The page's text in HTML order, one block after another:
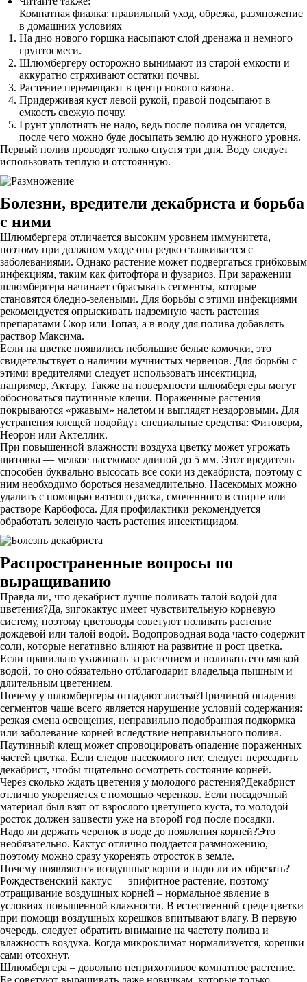
Комнатная фиалка: правильный уход, обрезка, размножение
в домашних условиях
На дно нового горшка насыпают слой дренажа и немного
грунтосмеси.
Шлюмбергеру осторожно вынимают из старой емкости и
аккуратно стряхивают остатки почвы.
Растение перемещают в центр нового вазона.
Придерживая куст левой рукой, правой подсыпают в
емкость свежую почву.
Грунт уплотнять не надо, ведь после полива он усядется,
после чего можно буде досыпать землю до нужного уровня.
Первый полив проводят только спустя три дня. Воду следует
использовать теплую и отстоянную.
Болезни, вредители декабриста и борьба
с ними
Шлюмбергера отличается высоким уровнем иммунитета,
поэтому при должном уходе она редко сталкивается с
заболеваниями. Однако растение может подвергаться грибковым
инфекциям, таким как фитофтора и фузариоз. При заражении
шлюмбергера начинает сбрасывать сегменты, которые
становятся бледно-зелеными. Для борьбы с этими инфекциями
рекомендуется опрыскивать надземную часть растения
препаратами Скор или Топаз, а в воду для полива добавлять
раствор Максима.
Если на цветке появились небольшие белые комочки, это
свидетельствует о наличии мучнистых червецов. Для борьбы с
этими вредителями следует использовать инсектицид,
например, Актару. Также на поверхности шлюмбергеры могут
обосноваться паутинные клещи. Пораженные растения
покрываются «ржавым» налетом и выглядят нездоровыми. Для
устранения клещей подойдут специальные средства: Фитоверм,
Неорон или Актеллик.
При повышенной влажности воздуха цветку может угрожать
щитовка — мелкое насекомое длиной до 5 мм. Этот вредитель
способен буквально высосать все соки из декабриста, поэтому с
ним необходимо бороться незамедлительно. Насекомых можно
удалить с помощью ватного диска, смоченного в спирте или
растворе Карбофоса. Для профилактики рекомендуется
обработать зеленую часть растения инсектицидом.
Распространенные вопросы по
выращиванию
Правда ли, что декабрист лучше поливать талой водой для
цветения?Да, зигокактус имеет чувствительную корневую
систему, поэтому цветоводы советуют поливать растение
дождевой или талой водой. Водопроводная вода часто содержит
соли, которые негативно влияют на развитие и рост цветка.
Если правильно ухаживать за растением и поливать его мягкой
водой, то оно обязательно отблагодарит владельца пышным и
длительным цветением.
Почему у шлюмбергеры отпадают листья?Причиной опадения
сегментов чаще всего является нарушение условий содержания:
резкая смена освещения, неправильно подобранная подкормка
или заболевание корней вследствие неправильного полива.
Паутинный клещ может спровоцировать опадение пораженных
частей цветка. Если следов насекомого нет, следует пересадить
декабрист, чтобы тщательно осмотреть состояние корней.
Через сколько ждать цветения у молодого растения?Декабрист
отлично укореняется с помощью черенков. Если посадочный
материал был взят от взрослого цветущего куста, то молодой
росток должен зацвести уже на второй год после посадки.
Надо ли держать черенок в воде до появления корней?Это
необязательно. Кактус отлично поддается размножению,
поэтому можно сразу укоренять отросток в земле.
Почему появляются воздушные корни и надо ли их обрезать?
Рождественский кактус — эпифитное растение, поэтому
отращивание воздушных корней – нормальное явление в
условиях повышенной влажности. В естественной среде цветки
при помощи воздушных корешков впитывают влагу. В первую
очередь, следует обратить внимание на частоту полива и
влажность воздуха. Когда микроклимат нормализуется, корешки
сами отсохнут.
Шлюмбергера – довольно неприхотливое комнатное растение.
Ее советуют выращивать даже новичкам, которые только